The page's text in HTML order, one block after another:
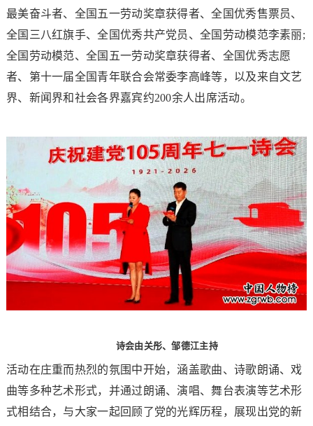
最美奋斗者、全国五一劳动奖章获得者、全国优秀售票员、
全国三八红旗手、全国优秀共产党员、全国劳动模范李素丽;
全国劳动模范、全国五一劳动奖章获得者、全国优秀志愿
者、第十一届全国青年联合会常委李高峰等，以及来自文艺
界、新闻界和社会各界嘉宾约200余人出席活动。
诗会由关彤、邹德江主持
活动在庄重而热烈的氛围中开始，涵盖歌曲、诗歌朗诵、戏
曲等多种艺术形式，并通过朗诵、演唱、舞台表演等艺术形
式相结合，与大家一起回顾了党的光辉历程，展现出党的新